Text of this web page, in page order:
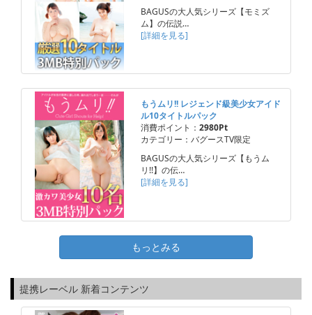
BAGUSの大人気シリーズ【モミズ
ム】の伝説…
[詳細を見る]
もうムリ!! レジェンド級美少女アイド
ル10タイトルパック
消費ポイント： 2980Pt
カテゴリー：バグースTV限定
BAGUSの大人気シリーズ【もうム
リ!!】の伝…
[詳細を見る]
もっとみる
提携レーベル 新着コンテンツ